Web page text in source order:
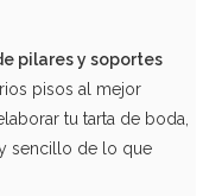
pilares y soportes
pisos al mejor
tu tarta de boda,
sencillo de lo que